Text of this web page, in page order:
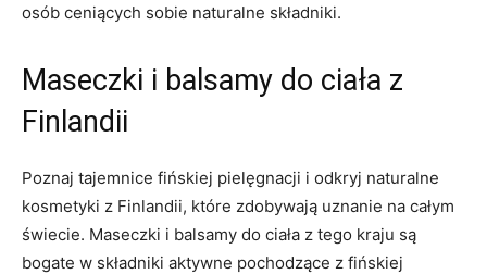
osób ceniących sobie naturalne składniki.
Maseczki i balsamy⁤ do ciała z
Finlandii
Poznaj ‌tajemnice fińskiej pielęgnacji i odkryj naturalne
kosmetyki z Finlandii, które zdobywają uznanie na ⁤całym
świecie. Maseczki i balsamy do ciała ​z tego kraju są
bogate w składniki aktywne pochodzące z fińskiej⁤